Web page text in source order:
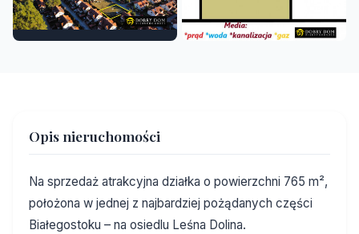
Opis nieruchomości
Na sprzedaż atrakcyjna działka o powierzchni 765 m²,
położona w jednej z najbardziej pożądanych części
Białegostoku – na osiedlu Leśna Dolina.